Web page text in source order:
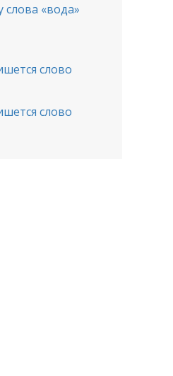
слова «вода»
слово
слово